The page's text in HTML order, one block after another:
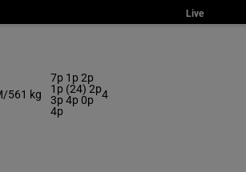
Live
561 kg
7p 1p 2p
1p (24) 2p
3p 4p 0p
4p
4